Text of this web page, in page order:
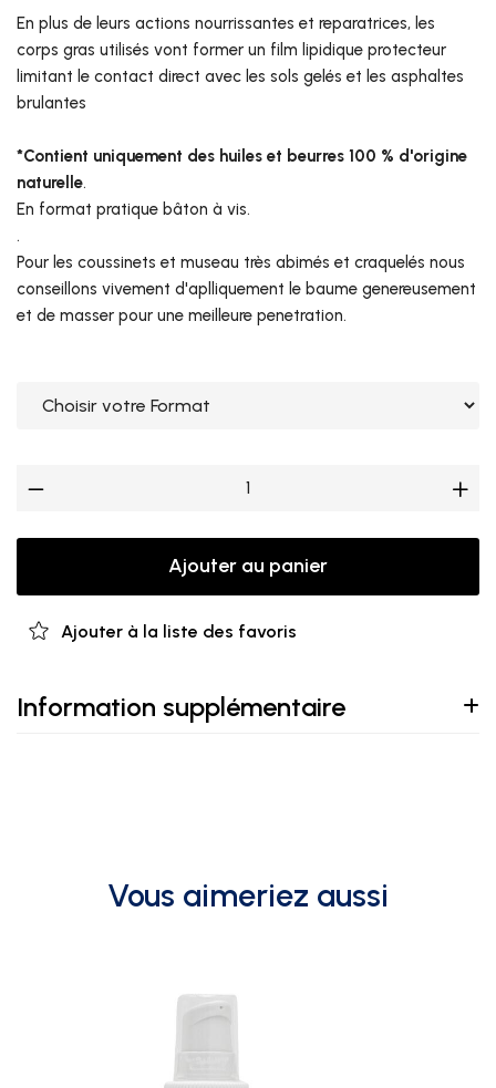
En plus de leurs actions nourrissantes et reparatrices, les
corps gras utilisés vont former un film lipidique protecteur
limitant le contact direct avec les sols gelés et les asphaltes
brulantes
*Contient uniquement des huiles et beurres 100 % d'origine
naturelle.
En format pratique bâton à vis.
.
Pour les coussinets et museau très abimés et craquelés nous
conseillons vivement d'aplliquement le baume genereusement
et de masser pour une meilleure penetration.
Ajouter au panier
Ajouter à la liste des favoris
Information supplémentaire
Vous aimeriez aussi